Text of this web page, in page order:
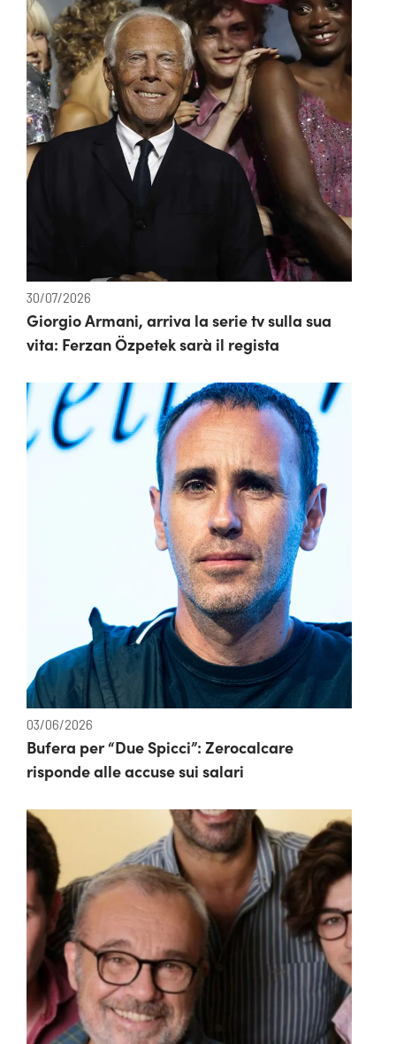
30/07/2026
Giorgio Armani, arriva la serie tv sulla sua
vita: Ferzan Özpetek sarà il regista
03/06/2026
Bufera per “Due Spicci”: Zerocalcare
risponde alle accuse sui salari